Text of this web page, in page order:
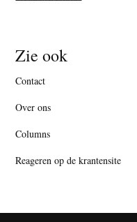
Zie ook
Contact
Over ons
Columns
Reageren op de krantensite